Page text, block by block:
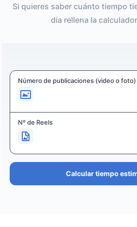
Si quieres saber cuánto tiempo
día rellena la
Número de publicaciones (video o foto)
Nº de Reels
Calcular tiempo